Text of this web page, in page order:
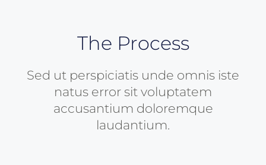
The Process
Sed ut perspiciatis unde omnis iste
natus error sit voluptatem
accusantium doloremque
laudantium.